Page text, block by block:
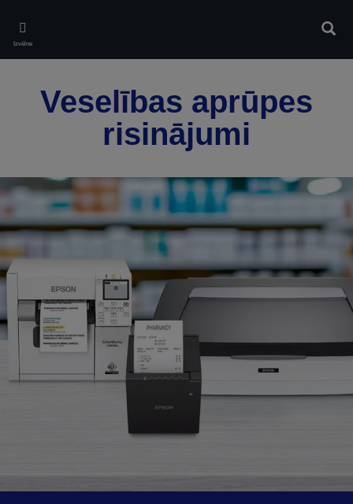
main
content
Izvēlne
Veselības aprūpes
risinājumi